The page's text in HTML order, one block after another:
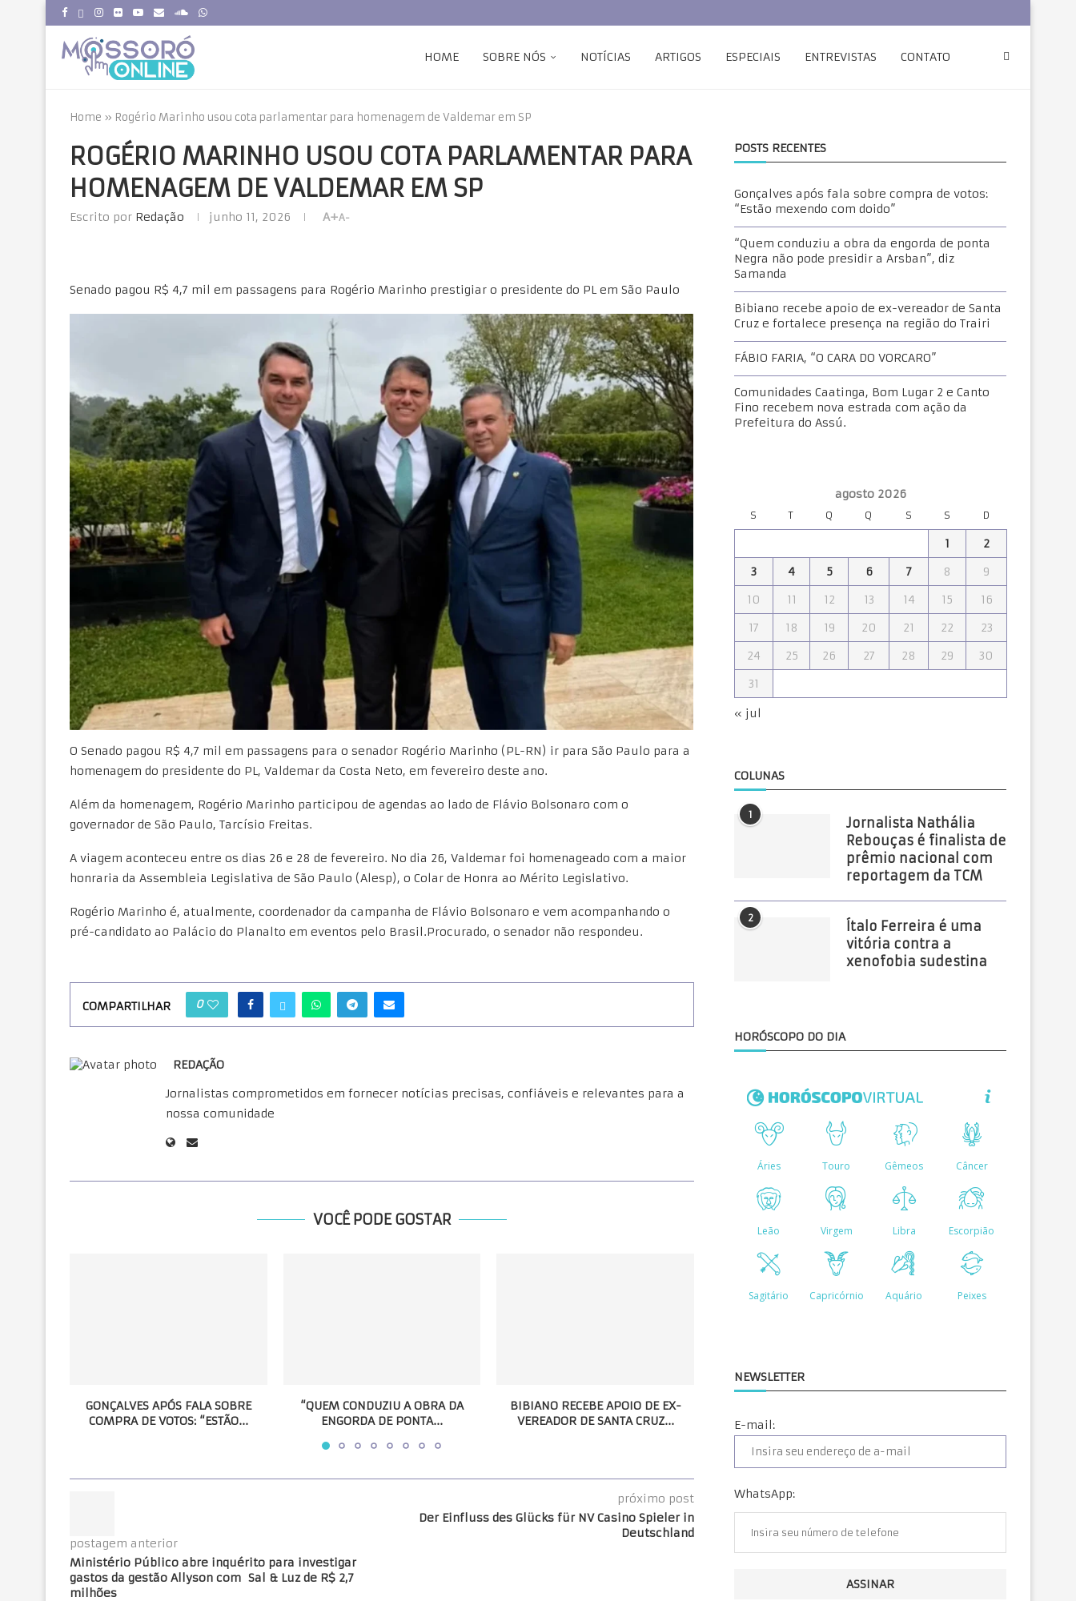
HOME SOBRE NÓS NOTÍCIAS ARTIGOS ESPECIAIS ENTREVISTAS CONTATO
Home » Rogério Marinho usou cota parlamentar para homenagem de Valdemar em SP
ROGÉRIO MARINHO USOU COTA PARLAMENTAR PARA
HOMENAGEM DE VALDEMAR EM SP
Escrito por Redação junho 11, 2026 A+A-
Senado pagou R$ 4,7 mil em passagens para Rogério Marinho prestigiar o presidente do PL em São Paulo
O Senado pagou R$ 4,7 mil em passagens para o senador Rogério Marinho (PL-RN) ir para São Paulo para a
homenagem do presidente do PL, Valdemar da Costa Neto, em fevereiro deste ano.
Além da homenagem, Rogério Marinho participou de agendas ao lado de Flávio Bolsonaro com o
governador de São Paulo, Tarcísio Freitas.
A viagem aconteceu entre os dias 26 e 28 de fevereiro. No dia 26, Valdemar foi homenageado com a maior
honraria da Assembleia Legislativa de São Paulo (Alesp), o Colar de Honra ao Mérito Legislativo.
Rogério Marinho é, atualmente, coordenador da campanha de Flávio Bolsonaro e vem acompanhando o
pré-candidato ao Palácio do Planalto em eventos pelo Brasil.Procurado, o senador não respondeu.
COMPARTILHAR 0
REDAÇÃO
Jornalistas comprometidos em fornecer notícias precisas, confiáveis e relevantes para a
nossa comunidade
VOCÊ PODE GOSTAR
GONÇALVES APÓS FALA SOBRE
COMPRA DE VOTOS: “ESTÃO...
“QUEM CONDUZIU A OBRA DA
ENGORDA DE PONTA...
BIBIANO RECEBE APOIO DE EX-
VEREADOR DE SANTA CRUZ...
postagem anterior
Ministério Público abre inquérito para investigar
gastos da gestão Allyson com Sal & Luz de R$ 2,7
milhões
próximo post
Der Einfluss des Glücks für NV Casino Spieler in
Deutschland
POSTS RECENTES
Gonçalves após fala sobre compra de votos:
“Estão mexendo com doido”
“Quem conduziu a obra da engorda de ponta
Negra não pode presidir a Arsban”, diz
Samanda
Bibiano recebe apoio de ex-vereador de Santa
Cruz e fortalece presença na região do Trairi
FÁBIO FARIA, “O CARA DO VORCARO”
Comunidades Caatinga, Bom Lugar 2 e Canto
Fino recebem nova estrada com ação da
Prefeitura do Assú.
agosto 2026
S T Q Q S S D
1
2
3
4 5 6 7 8
9
10
11 12 13 14 15
16
17
18 19 20 21 22
23
24
25 26 27 28 29
30
31
« jul
COLUNAS
1
Jornalista Nathália
Rebouças é finalista de
prêmio nacional com
reportagem da TCM
2
Ítalo Ferreira é uma
vitória contra a
xenofobia sudestina
HORÓSCOPO DO DIA
NEWSLETTER
E-mail:
WhatsApp: